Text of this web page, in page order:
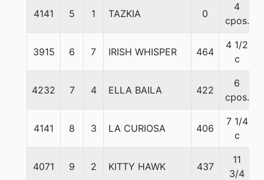
4141 5 1 TAZKIA 0
4
cpos.
3915 6 7 IRISH WHISPER 464
4 1/2
c
4232 7 4 ELLA BAILA 422
6
cpos.
4141 8 3 LA CURIOSA 406
7 1/4
c
4071 9 2 KITTY HAWK 437
11
3/4